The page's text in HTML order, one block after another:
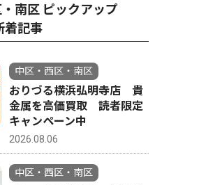
南区 ピックアップ
着記事
中区・西区・南区
おりづる横浜弘明寺店 貴
金属を高価買取 読者限定
キャンペーン中
2026.08.06
中区・西区・南区